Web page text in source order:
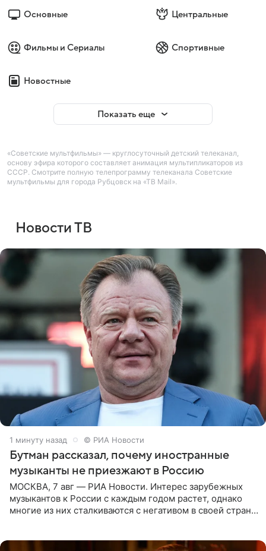
Основные Центральные
Фильмы и Сериалы Спортивные
Новостные
Показать еще
«Советские мультфильмы» — круглосуточный детский телеканал,
основу эфира которого составляет анимация мультипликаторов из
СССР. Смотрите полную телепрограмму телеканала Советские
мультфильмы для города Рубцовск на «ТВ Mail».
Новости ТВ
1 минуту назад © РИА Новости
Бутман рассказал, почему иностранные
музыканты не приезжают в Россию
МОСКВА, 7 авг — РИА Новости. Интерес зарубежных
музыкантов к России с каждым годом растет, однако
многие из них сталкиваются с негативом в своей стране